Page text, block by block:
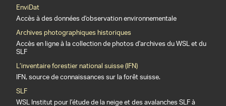
EnviDat
Accès à des données d'observation environnementale
Archives photographiques historiques
Accès en ligne à la collection de photos d'archives du WSL et du
SLF
L’inventaire forestier national suisse (IFN)
IFN, source de connaissances sur la forêt suisse.
SLF
WSL Institut pour l’étude de la neige et des avalanches SLF à